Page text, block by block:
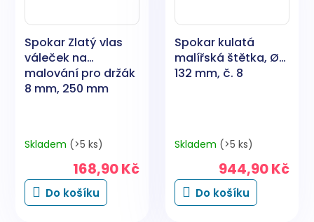
Spokar Zlatý vlas
váleček na
malování pro držák
8 mm, 250 mm
Skladem (>5 ks)
168,90 Kč
Do košíku
Spokar kulatá
malířská štětka, Ø
132 mm, č. 8
Skladem (>5 ks)
944,90 Kč
Do košíku